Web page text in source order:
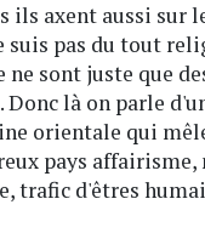
ils axent aussi sur
suis pas du tout
ne sont juste que
Donc là on parle
orientale qui
pays affairisme,
trafic d'êtres